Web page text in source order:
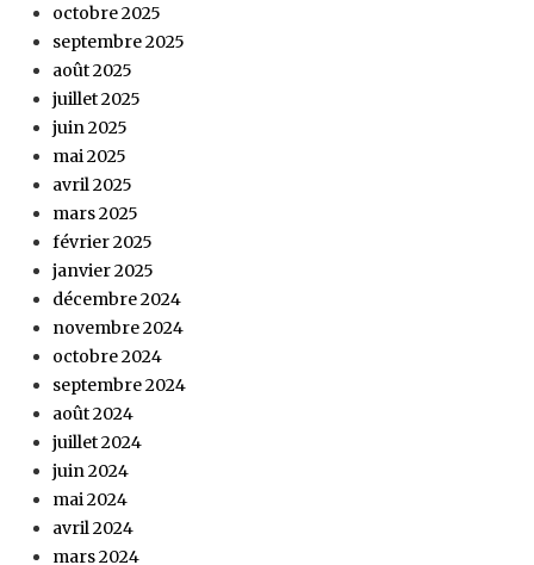
octobre 2025
septembre 2025
août 2025
juillet 2025
juin 2025
mai 2025
avril 2025
mars 2025
février 2025
janvier 2025
décembre 2024
novembre 2024
octobre 2024
septembre 2024
août 2024
juillet 2024
juin 2024
mai 2024
avril 2024
mars 2024